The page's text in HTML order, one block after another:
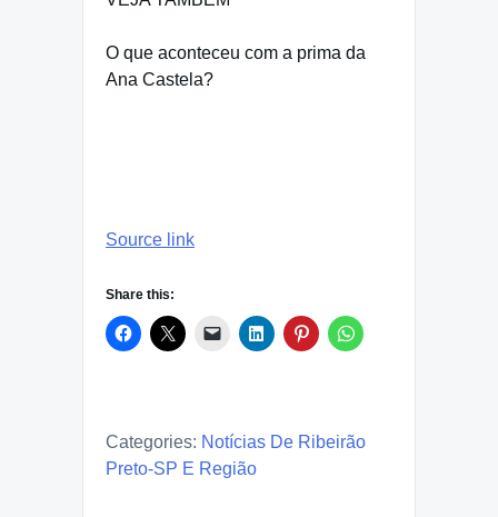
O que aconteceu com a prima da
Ana Castela?
Source link
Share this:
Categories: Notícias De Ribeirão
Preto-SP E Região